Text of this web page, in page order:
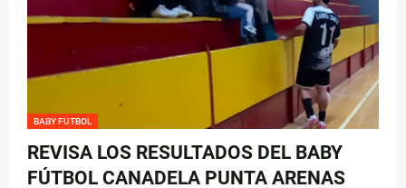
BABY FUTBOL
REVISA LOS RESULTADOS DEL BABY
FÚTBOL CANADELA PUNTA ARENAS